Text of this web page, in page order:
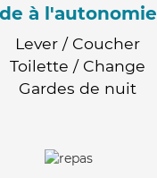
à l'autonomie
Lever / Coucher
Toilette / Change
Gardes de nuit